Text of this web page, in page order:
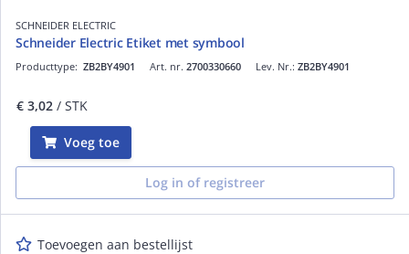
SCHNEIDER ELECTRIC
Schneider Electric Etiket met symbool
Art. nr. 2700330660
Producttype: ZB2BY4901 Lev. Nr.: ZB2BY4901
€ 3,02 / STK
Voeg toe
Log in of registreer
Toevoegen aan bestellijst